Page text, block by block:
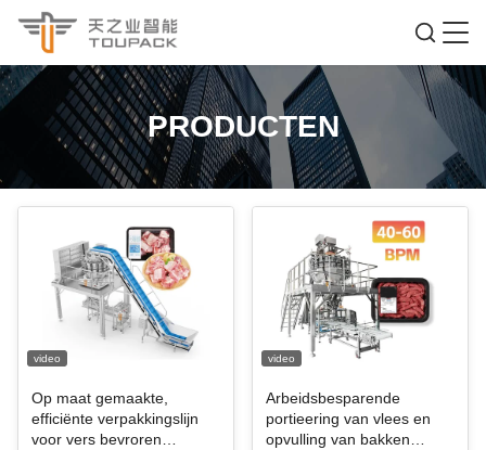
PRODUCTEN
video
Op maat gemaakte,
efficiënte verpakkingslijn
voor vers bevroren
video
Arbeidsbesparende
portieering van vlees en
opvulling van bakken